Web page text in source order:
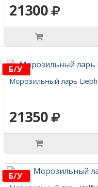
21300
Б/у
Морозильный ларь
21350
Б/у